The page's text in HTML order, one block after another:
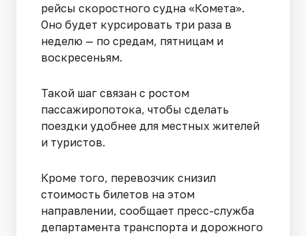
рейсы скоростного судна «Комета».
Оно будет курсировать три раза в
неделю — по средам, пятницам и
воскресеньям.
Такой шаг связан с ростом
пассажиропотока, чтобы сделать
поездки удобнее для местных жителей
и туристов.
Кроме того, перевозчик снизил
стоимость билетов на этом
направлении, сообщает пресс-служба
департамента транспорта и дорожного